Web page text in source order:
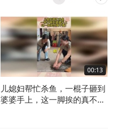
00:13
儿媳妇帮忙杀鱼，一棍子砸到
婆婆手上，这一脚挨的真不